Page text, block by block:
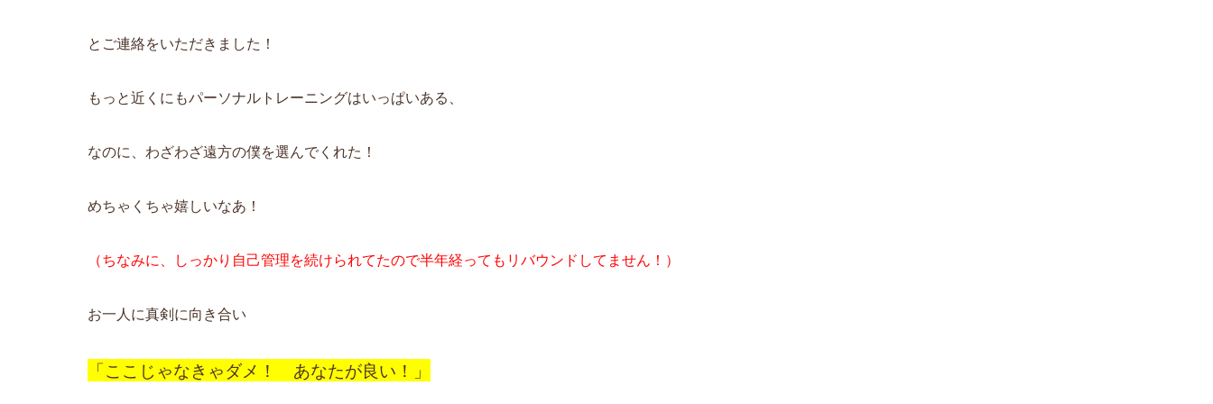
とご連絡をいただきました！
もっと近くにもパーソナルトレーニングはいっぱいある、
なのに、わざわざ遠方の僕を選んでくれた！
めちゃくちゃ嬉しいなあ！
（ちなみに、しっかり自己管理を続けられてたので半年経ってもリバウンドしてません！）
お一人に真剣に向き合い
「ここじゃなきゃダメ！ あなたが良い！」